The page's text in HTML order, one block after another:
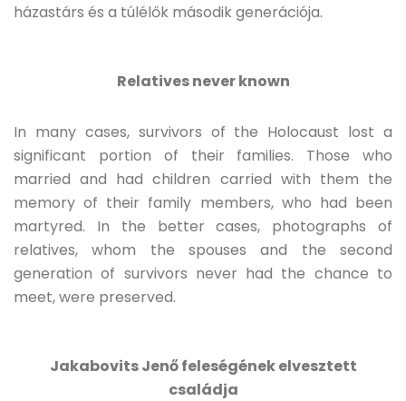
házastárs és a túlélők második generációja.
Relatives never known
In many cases, survivors of the Holocaust lost a
significant portion of their families. Those who
married and had children carried with them the
memory of their family members, who had been
martyred. In the better cases, photographs of
relatives, whom the spouses and the second
generation of survivors never had the chance to
meet, were preserved.
Jakabovits Jenő feleségének elvesztett
családja